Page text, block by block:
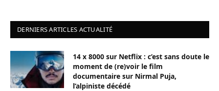
DERNIERS ARTICLES ACTUALITÉ
14 x 8000 sur Netflix : c’est sans doute le
moment de (re)voir le film
documentaire sur Nirmal Puja,
l’alpiniste décédé